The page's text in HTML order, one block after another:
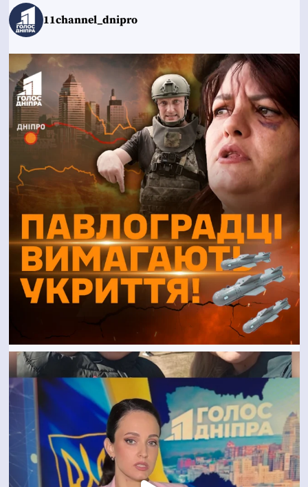
11channel_dnipro